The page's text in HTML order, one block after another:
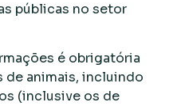
públicas no setor
é obrigatória
de animais, incluindo
(inclusive os de